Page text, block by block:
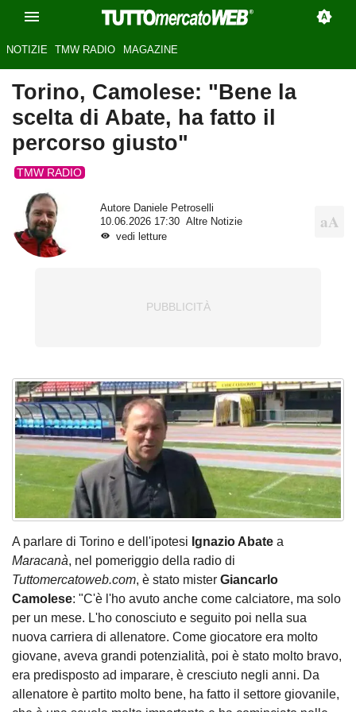
NOTIZIE TMW RADIO MAGAZINE
Torino, Camolese: "Bene la
scelta di Abate, ha fatto il
percorso giusto"
TMW RADIO
Autore Daniele Petroselli
10.06.2026 17:30
Altre Notizie
vedi letture
A parlare di Torino e dell'ipotesi Ignazio Abate a
Maracanà, nel pomeriggio della radio di
Tuttomercatoweb.com, è stato mister Giancarlo
Camolese: "C'è l'ho avuto anche come calciatore, ma solo
per un mese. L'ho conosciuto e seguito poi nella sua
nuova carriera di allenatore. Come giocatore era molto
giovane, aveva grandi potenzialità, poi è stato molto bravo,
era predisposto ad imparare, è cresciuto negli anni. Da
allenatore è partito molto bene, ha fatto il settore giovanile,